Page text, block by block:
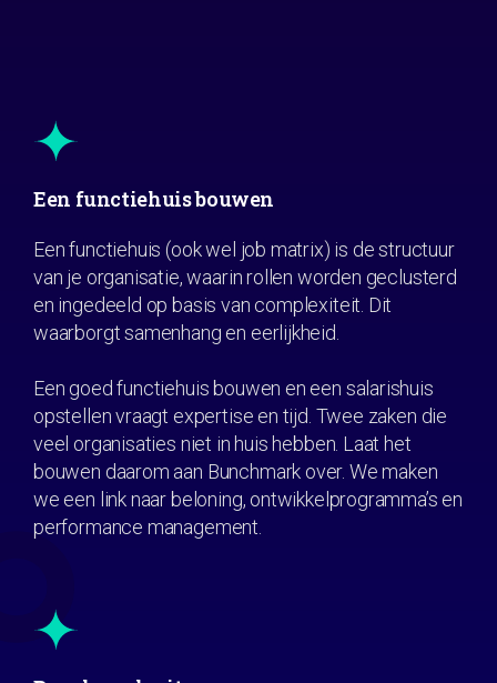
Een functiehuis bouwen
Een functiehuis (ook wel job matrix) is de structuur
van je organisatie, waarin rollen worden geclusterd
en ingedeeld op basis van complexiteit. Dit
waarborgt samenhang en eerlijkheid.
Een goed functiehuis bouwen en een salarishuis
opstellen vraagt expertise en tijd. Twee zaken die
veel organisaties niet in huis hebben. Laat het
bouwen daarom aan Bunchmark over. We maken
we een link naar beloning, ontwikkelprogramma’s en
performance management.